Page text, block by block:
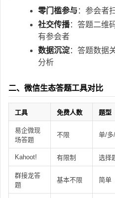
零门槛参与 ：参会者
社交传播：答题二维
有参会者
数据沉淀：答题数据
分析
二、微信生态答题工具对比
工具 免费人数 题型
易企微现
场答题
不限 单/多
Kahoot! 有限制 选择
群接龙答
题
基本不限 简单